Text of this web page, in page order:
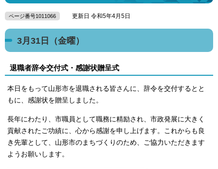
ページ番号1011066 更新日 令和5年4月5日
3月31日（金曜）
退職者辞令交付式・感謝状贈呈式
本日をもって山形市を退職される皆さんに、辞令を交付するとと
もに、感謝状を贈呈しました。
長年にわたり、市職員として職務に精励され、市政発展に大きく
貢献されたご功績に、心から感謝を申し上げます。これからも良
き先輩として、山形市のまちづくりのため、ご協力いただきます
ようお願いします。